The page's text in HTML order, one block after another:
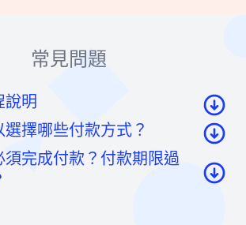
常見問題
說明
點選「我要報名」按鈕後，至票券資
先登入」按鈕。
擇哪些付款方式？
將轉至綠界科技頁面線上刷卡
須完成付款？付款期限過